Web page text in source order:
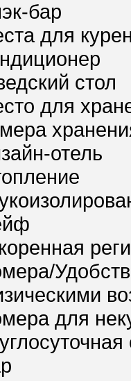
бар
для
стол
для
отель
для